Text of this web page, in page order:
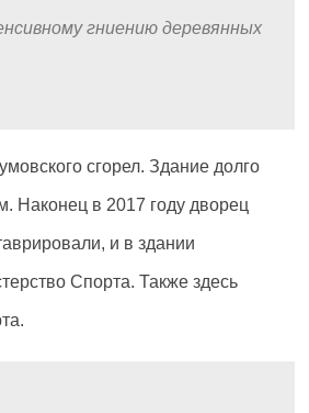
гниению деревянных
сгорел. Здание долго
Наконец в 2017 году дворец
и в здании
Спорта. Также здесь